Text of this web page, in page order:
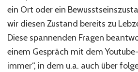
ein Ort oder ein
wir diesen Zustand bereits zu
Diese spannenden Fragen
einem Gespräch mit dem
immer“, in dem u.a. auch über